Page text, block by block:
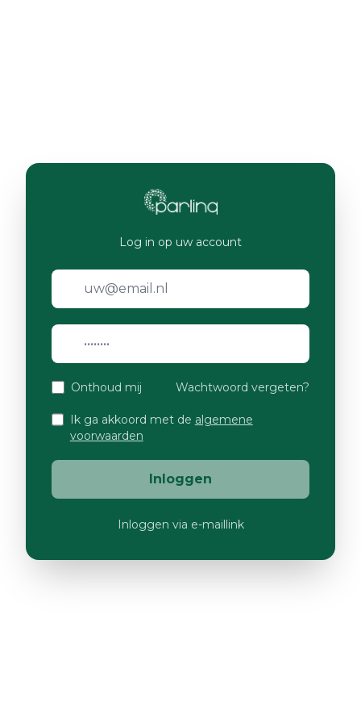
Log in op uw account
Onthoud mij Wachtwoord vergeten?
Ik ga akkoord met de algemene
voorwaarden
Inloggen
Inloggen via e-maillink